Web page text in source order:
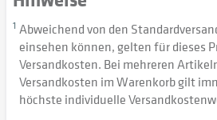
1 Abweichend von den
einsehen können, gelten für dieses
Versandkosten. Bei mehreren
Versandkosten im Warenkorb gilt
höchste individuelle